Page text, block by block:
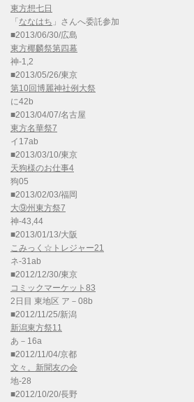
東方想七日
「 ななはち 」さんへ委託参加
■2013/06/30/広島
東方椰麟祭第四幕
神-1,2
■2013/05/26/東京
第10回博麗神社例大祭
に42b
■2013/04/07/名古屋
東方名華祭7
イ17ab
■2013/03/10/東京
天狗様のお仕事4
狗05
■2013/02/03/福岡
大⑨州東方祭7
神-43,44
■2013/01/13/大阪
こみっく☆トレジャー21
ネ-31ab
■2012/12/30/東京
コミックマーケット83
2日目 東地区 ア－08b
■2012/11/25/新潟
新潟東方祭11
あ－16a
■2012/11/04/京都
文々。新聞友の会
地-28
■2012/10/20/長野